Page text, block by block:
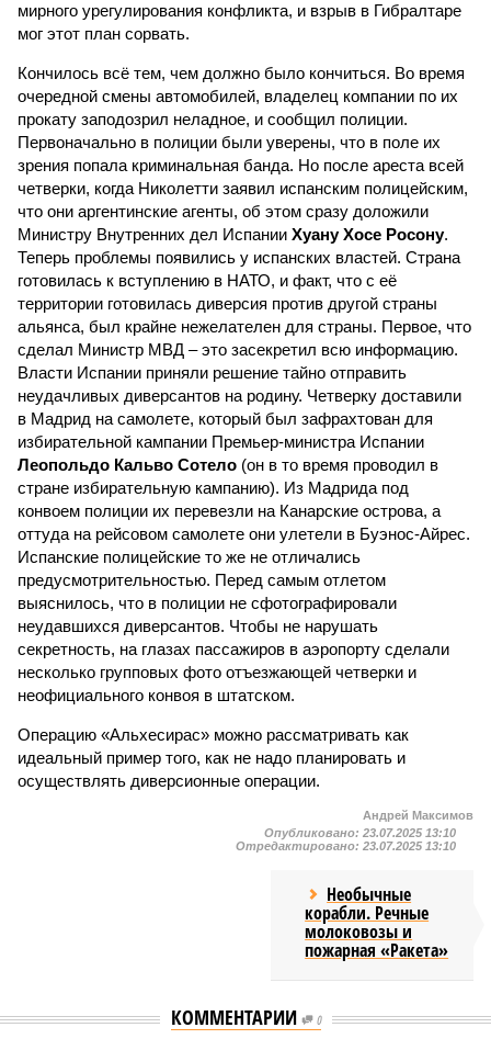
мирного урегулирования конфликта, и взрыв в Гибралтаре
мог этот план сорвать.
Кончилось всё тем, чем должно было кончиться. Во время
очередной смены автомобилей, владелец компании по их
прокату заподозрил неладное, и сообщил полиции.
Первоначально в полиции были уверены, что в поле их
зрения попала криминальная банда. Но после ареста всей
четверки, когда Николетти заявил испанским полицейским,
что они аргентинские агенты, об этом сразу доложили
Министру Внутренних дел Испании Хуану Хосе Росону.
Теперь проблемы появились у испанских властей. Страна
готовилась к вступлению в НАТО, и факт, что с её
территории готовилась диверсия против другой страны
альянса, был крайне нежелателен для страны. Первое, что
сделал Министр МВД – это засекретил всю информацию.
Власти Испании приняли решение тайно отправить
неудачливых диверсантов на родину. Четверку доставили
в Мадрид на самолете, который был зафрахтован для
избирательной кампании Премьер-министра Испании
Леопольдо Кальво Сотело (он в то время проводил в
стране избирательную кампанию). Из Мадрида под
конвоем полиции их перевезли на Канарские острова, а
оттуда на рейсовом самолете они улетели в Буэнос-Айрес.
Испанские полицейские то же не отличались
предусмотрительностью. Перед самым отлетом
выяснилось, что в полиции не сфотографировали
неудавшихся диверсантов. Чтобы не нарушать
секретность, на глазах пассажиров в аэропорту сделали
несколько групповых фото отъезжающей четверки и
неофициального конвоя в штатском.
Операцию «Альхесирас» можно рассматривать как
идеальный пример того, как не надо планировать и
осуществлять диверсионные операции.
Андрей Максимов
Опубликовано: 23.07.2025 13:10
Отредактировано: 23.07.2025 13:10
Необычные
корабли. Речные
молоковозы и
пожарная «Ракета»
КОММЕНТАРИИ 0